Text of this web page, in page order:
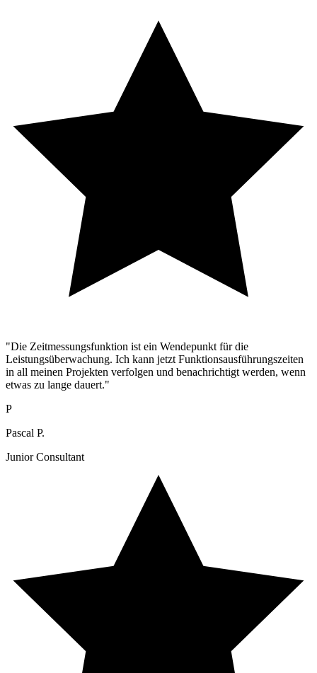
"Die Zeitmessungsfunktion ist ein Wendepunkt für die
Leistungsüberwachung. Ich kann jetzt Funktionsausführungszeiten
in all meinen Projekten verfolgen und benachrichtigt werden, wenn
etwas zu lange dauert."
P
Pascal P.
Junior Consultant